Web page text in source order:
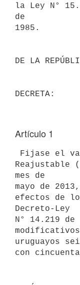
la Ley N°
de
1985.
DE LA
Artículo 1
Reajustable
mes de
mayo de
efectos de
Decreto-Ley
N° 14.219
uruguayos